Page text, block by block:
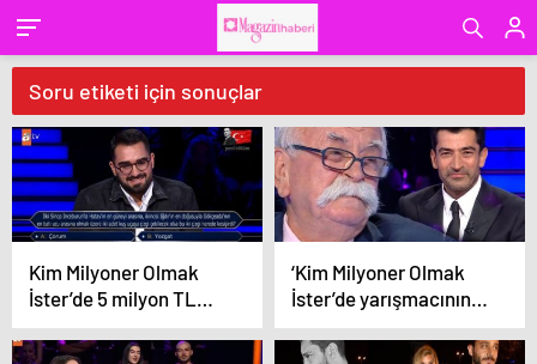
Soru etiketi için sonuçlar
Kim Milyoner Olmak
İster’de 5 milyon TL
değerindeki soru
açıldı!
‘Kim Milyoner Olmak
İster’de yarışmacının
joker hakkını kullandığı
soru gündem oldu